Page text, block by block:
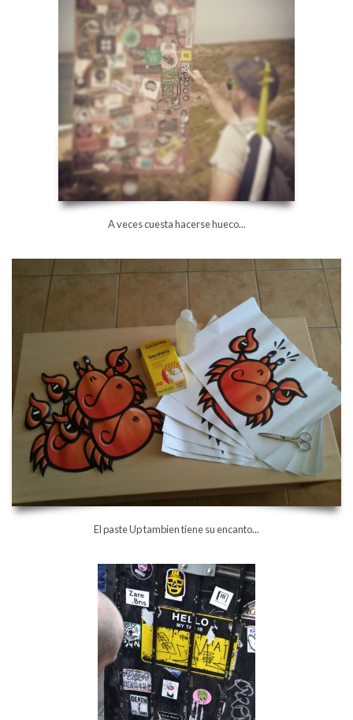
A veces cuesta hacerse hueco...
El paste Up tambien tiene su encanto...